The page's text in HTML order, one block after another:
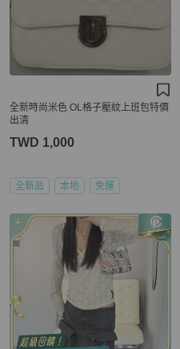
全新時尚米色 OL格子壓紋上班包特價
出清
TWD 1,000
全新品 本地 免運